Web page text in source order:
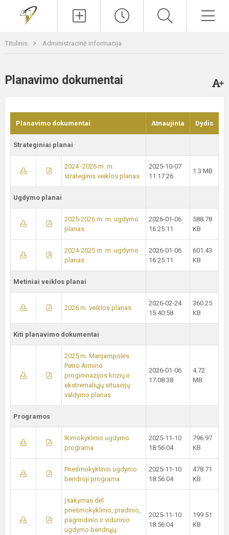
Titulinis Administracinė informacija
Planavimo dokumentai
Planavimo dokumentai Atnaujinta Dydis
Strateginiai planai
2024 -2026 m. m.
strateginis veiklos planas
2025-10-07
11:17:26
1.3 MB
Ugdymo planai
2025-2026 m. m. ugdymo
planas
2026-01-06
16:25:11
588.78
KB
2024-2025 m. m. ugdymo
planas
2026-01-06
16:25:11
601.43
KB
Metiniai veiklos planai
2026 m. veiklos planas
2026-02-24
15:40:58
360.25
KB
Kiti planavimo dokumentai
2025 m. Marijampolės
Petro Armino
progimnazijos krizių ir
ekstremaliųjų situacijų
valdymo planas
2026-01-06
17:08:38
4.72
MB
Programos
Ikimokyklinio ugdymo
programa
2025-11-10
18:56:04
796.97
KB
Priešmokyklinio ugdymo
bendroji programa
2025-11-10
18:56:04
478.71
KB
Įsakymas dėl
priešmokyklinio, pradinio,
pagrindinio ir vidurinio
ugdymo bendrųjų
2025-11-10
18:56:04
199.51
KB